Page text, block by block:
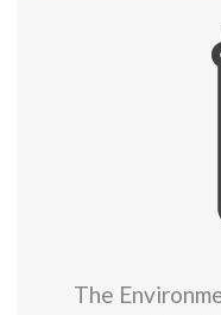
The